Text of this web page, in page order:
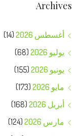
Archives
أغسطس 2026
(14)
يوليو 2026
(68)
يونيو 2026
(155)
مايو 2026
(173)
أبريل 2026
(168)
مارس 2026
(124)